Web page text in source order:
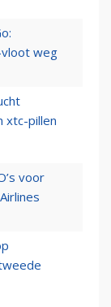
weg
xtc-pillen
voor